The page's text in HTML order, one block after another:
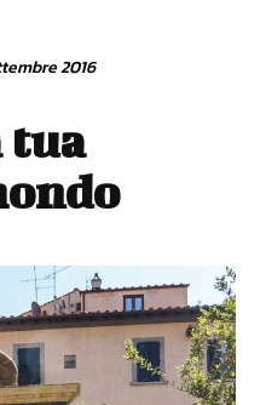
2016
tua